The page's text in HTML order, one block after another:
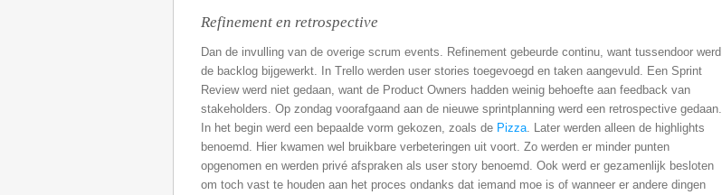
Refinement en retrospective
Dan de invulling van de overige scrum events. Refinement gebeurde continu, want tussendoor werd
de backlog bijgewerkt. In Trello werden user stories toegevoegd en taken aangevuld. Een Sprint
Review werd niet gedaan, want de Product Owners hadden weinig behoefte aan feedback van
stakeholders. Op zondag voorafgaand aan de nieuwe sprintplanning werd een retrospective gedaan.
In het begin werd een bepaalde vorm gekozen, zoals de Pizza. Later werden alleen de highlights
benoemd. Hier kwamen wel bruikbare verbeteringen uit voort. Zo werden er minder punten
opgenomen en werden privé afspraken als user story benoemd. Ook werd er gezamenlijk besloten
om toch vast te houden aan het proces ondanks dat iemand moe is of wanneer er andere dingen